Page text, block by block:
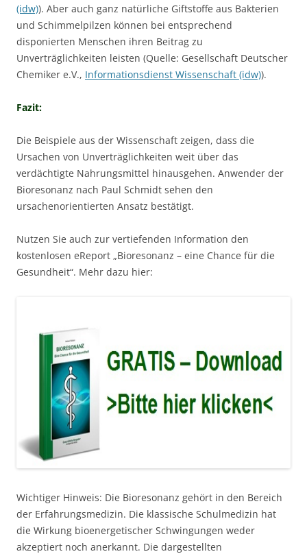
(idw)). Aber auch ganz natürliche Giftstoffe aus Bakterien
und Schimmelpilzen können bei entsprechend
disponierten Menschen ihren Beitrag zu
Unverträglichkeiten leisten (Quelle: Gesellschaft Deutscher
Chemiker e.V., Informationsdienst Wissenschaft (idw)).
Fazit:
Die Beispiele aus der Wissenschaft zeigen, dass die
Ursachen von Unverträglichkeiten weit über das
verdächtigte Nahrungsmittel hinausgehen. Anwender der
Bioresonanz nach Paul Schmidt sehen den
ursachenorientierten Ansatz bestätigt.
Nutzen Sie auch zur vertiefenden Information den
kostenlosen eReport „Bioresonanz – eine Chance für die
Gesundheit“. Mehr dazu hier:
Wichtiger Hinweis: Die Bioresonanz gehört in den Bereich
der Erfahrungsmedizin. Die klassische Schulmedizin hat
die Wirkung bioenergetischer Schwingungen weder
akzeptiert noch anerkannt. Die dargestellten